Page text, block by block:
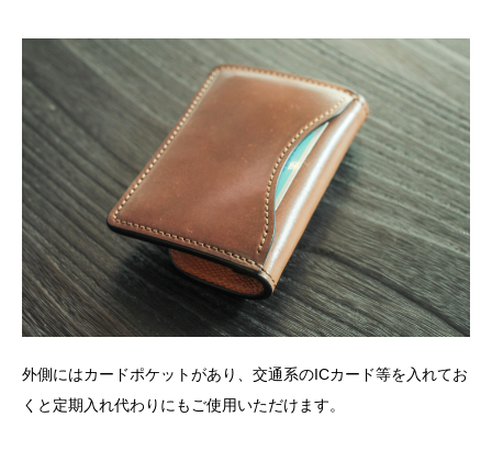
外側にはカードポケットがあり、交通系のICカード等を入れてお
くと定期入れ代わりにもご使用いただけます。